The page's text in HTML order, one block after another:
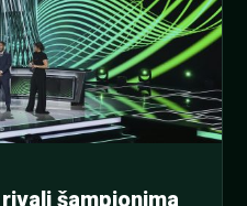
šampionima